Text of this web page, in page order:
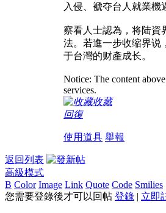
入侵、褫夺台人就業機
察看人士認為，将陆資
法。若進一步收缩界说
于台灣的财產成长。
Notice: The content
services.
收藏
回復
使用道具 舉報
返回列表
高級模式
B Color Image Link Quote Code Smilies
您需要登錄後才可以回帖 登錄 | 立即